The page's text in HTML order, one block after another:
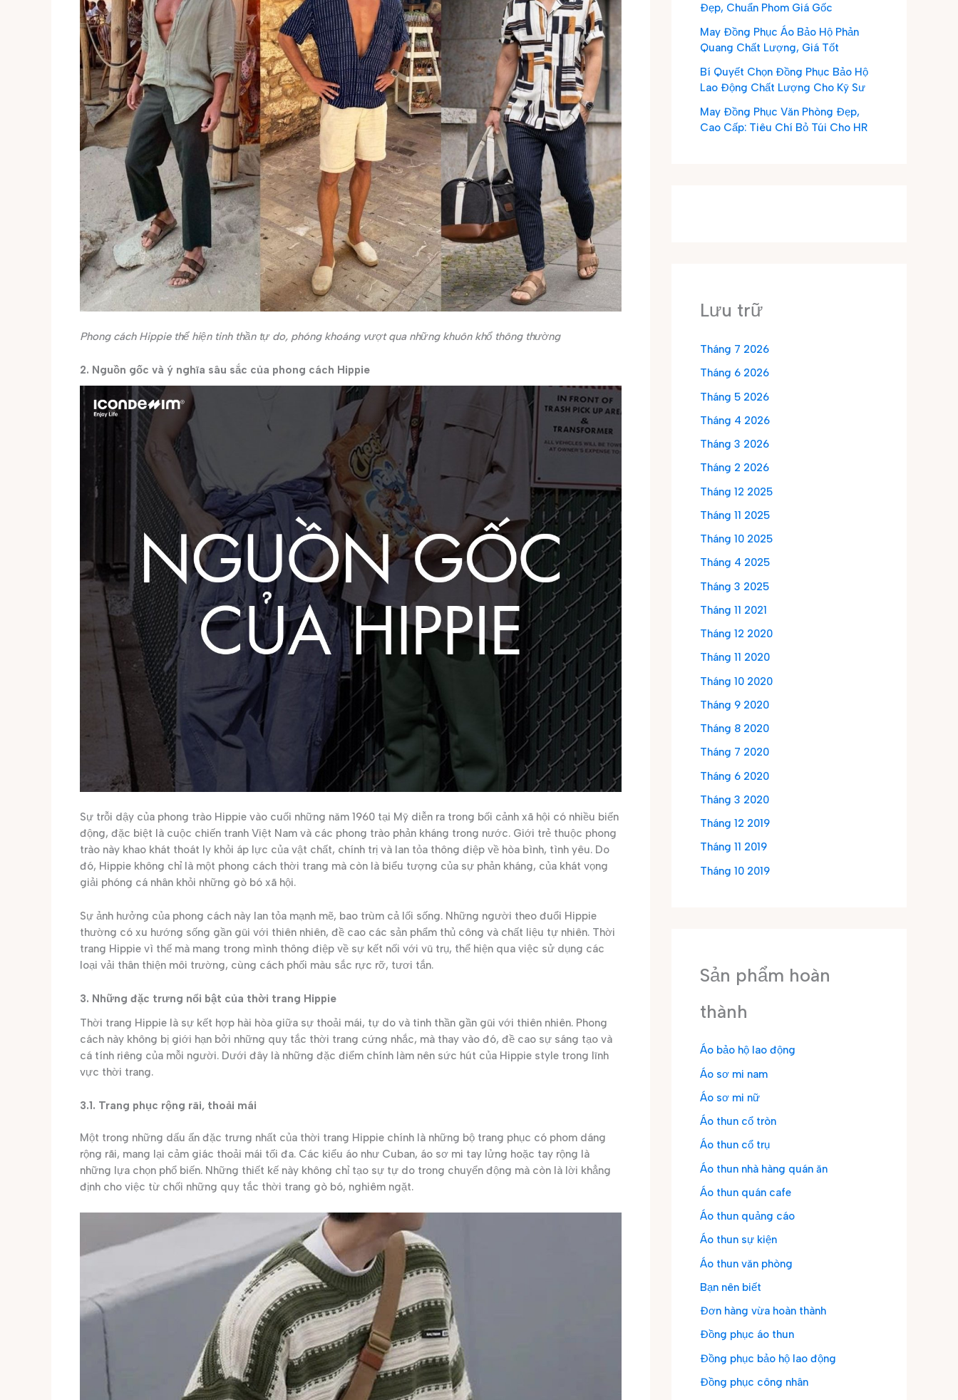
Phong cách Hippie thể hiện tinh thần tự do, phóng khoáng vượt qua những khuôn khổ thông thường
2. Nguồn gốc và ý nghĩa sâu sắc của phong cách Hippie
Sự trỗi dậy của phong trào Hippie vào cuối những năm 1960 tại Mỹ diễn ra trong bối cảnh xã hội có nhiều biến
động, đặc biệt là cuộc chiến tranh Việt Nam và các phong trào phản kháng trong nước. Giới trẻ thuộc phong
trào này khao khát thoát ly khỏi áp lực của vật chất, chính trị và lan tỏa thông điệp về hòa bình, tình yêu. Do
đó, Hippie không chỉ là một phong cách thời trang mà còn là biểu tượng của sự phản kháng, của khát vọng
giải phóng cá nhân khỏi những gò bó xã hội.
Sự ảnh hưởng của phong cách này lan tỏa mạnh mẽ, bao trùm cả lối sống. Những người theo đuổi Hippie
thường có xu hướng sống gần gũi với thiên nhiên, đề cao các sản phẩm thủ công và chất liệu tự nhiên. Thời
trang Hippie vì thế mà mang trong mình thông điệp về sự kết nối với vũ trụ, thể hiện qua việc sử dụng các
loại vải thân thiện môi trường, cùng cách phối màu sắc rực rỡ, tươi tắn.
3. Những đặc trưng nổi bật của thời trang Hippie
Thời trang Hippie là sự kết hợp hài hòa giữa sự thoải mái, tự do và tinh thần gần gũi với thiên nhiên. Phong
cách này không bị giới hạn bởi những quy tắc thời trang cứng nhắc, mà thay vào đó, đề cao sự sáng tạo và
cá tính riêng của mỗi người. Dưới đây là những đặc điểm chính làm nên sức hút của Hippie style trong lĩnh
vực thời trang.
3.1. Trang phục rộng rãi, thoải mái
Một trong những dấu ấn đặc trưng nhất của thời trang Hippie chính là những bộ trang phục có phom dáng
rộng rãi, mang lại cảm giác thoải mái tối đa. Các kiểu áo như Cuban, áo sơ mi tay lửng hoặc tay rộng là
những lựa chọn phổ biến. Những thiết kế này không chỉ tạo sự tự do trong chuyển động mà còn là lời khẳng
định cho việc từ chối những quy tắc thời trang gò bó, nghiêm ngặt.
Đẹp, Chuẩn Phom Giá Gốc
May Đồng Phục Áo Bảo Hộ Phản
Quang Chất Lượng, Giá Tốt
Bí Quyết Chọn Đồng Phục Bảo Hộ
Lao Động Chất Lượng Cho Kỹ Sư
May Đồng Phục Văn Phòng Đẹp,
Cao Cấp: Tiêu Chí Bỏ Túi Cho HR
Lưu trữ
Tháng 7 2026
Tháng 6 2026
Tháng 5 2026
Tháng 4 2026
Tháng 3 2026
Tháng 2 2026
Tháng 12 2025
Tháng 11 2025
Tháng 10 2025
Tháng 4 2025
Tháng 3 2025
Tháng 11 2021
Tháng 12 2020
Tháng 11 2020
Tháng 10 2020
Tháng 9 2020
Tháng 8 2020
Tháng 7 2020
Tháng 6 2020
Tháng 3 2020
Tháng 12 2019
Tháng 11 2019
Tháng 10 2019
Sản phẩm hoàn
thành
Áo bảo hộ lao động
Áo sơ mi nam
Áo sơ mi nữ
Áo thun cổ tròn
Áo thun cổ trụ
Áo thun nhà hàng quán ăn
Áo thun quán cafe
Áo thun quảng cáo
Áo thun sự kiện
Áo thun văn phòng
Bạn nên biết
Đơn hàng vừa hoàn thành
Đồng phục áo thun
Đồng phục bảo hộ lao động
Đồng phục công nhân